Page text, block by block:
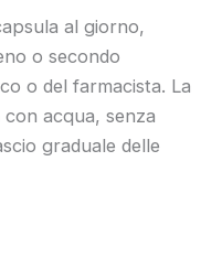
al giorno,
o secondo
o del farmacista. La
acqua, senza
graduale delle